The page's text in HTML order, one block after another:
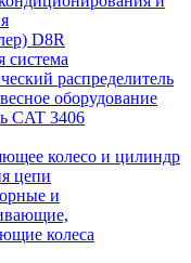
D8R
система
распределитель
оборудование
CAT 3406
колесо и цилиндр
цепи
и
колеса